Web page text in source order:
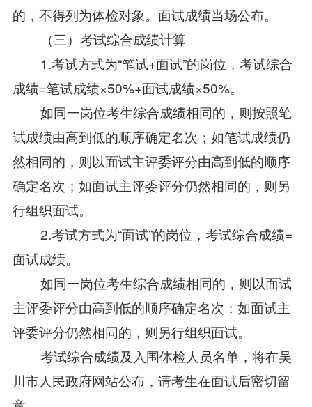
的，不得列为体检对象。面试成绩当场公布。
（三）考试综合成绩计算
1.考试方式为“笔试+面试”的岗位，考试综合
成绩=笔试成绩×50%+面试成绩×50%。
如同一岗位考生综合成绩相同的，则按照笔
试成绩由高到低的顺序确定名次；如笔试成绩仍
然相同的，则以面试主评委评分由高到低的顺序
确定名次；如面试主评委评分仍然相同的，则另
行组织面试。
2.考试方式为“面试”的岗位，考试综合成绩=
面试成绩。
如同一岗位考生综合成绩相同的，则以面试
主评委评分由高到低的顺序确定名次；如面试主
评委评分仍然相同的，则另行组织面试。
考试综合成绩及入围体检人员名单，将在吴
川市人民政府网站公布，请考生在面试后密切留